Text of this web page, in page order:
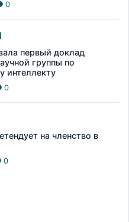
0
первый доклад
группы по
интеллекту
0
на членство в
0